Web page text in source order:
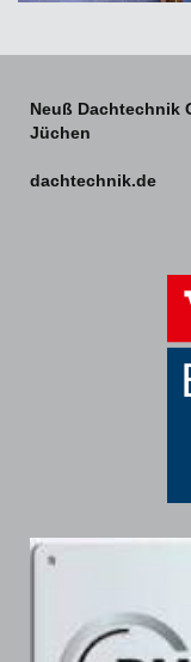
Neuß
Jüchen
dachtechnik.de